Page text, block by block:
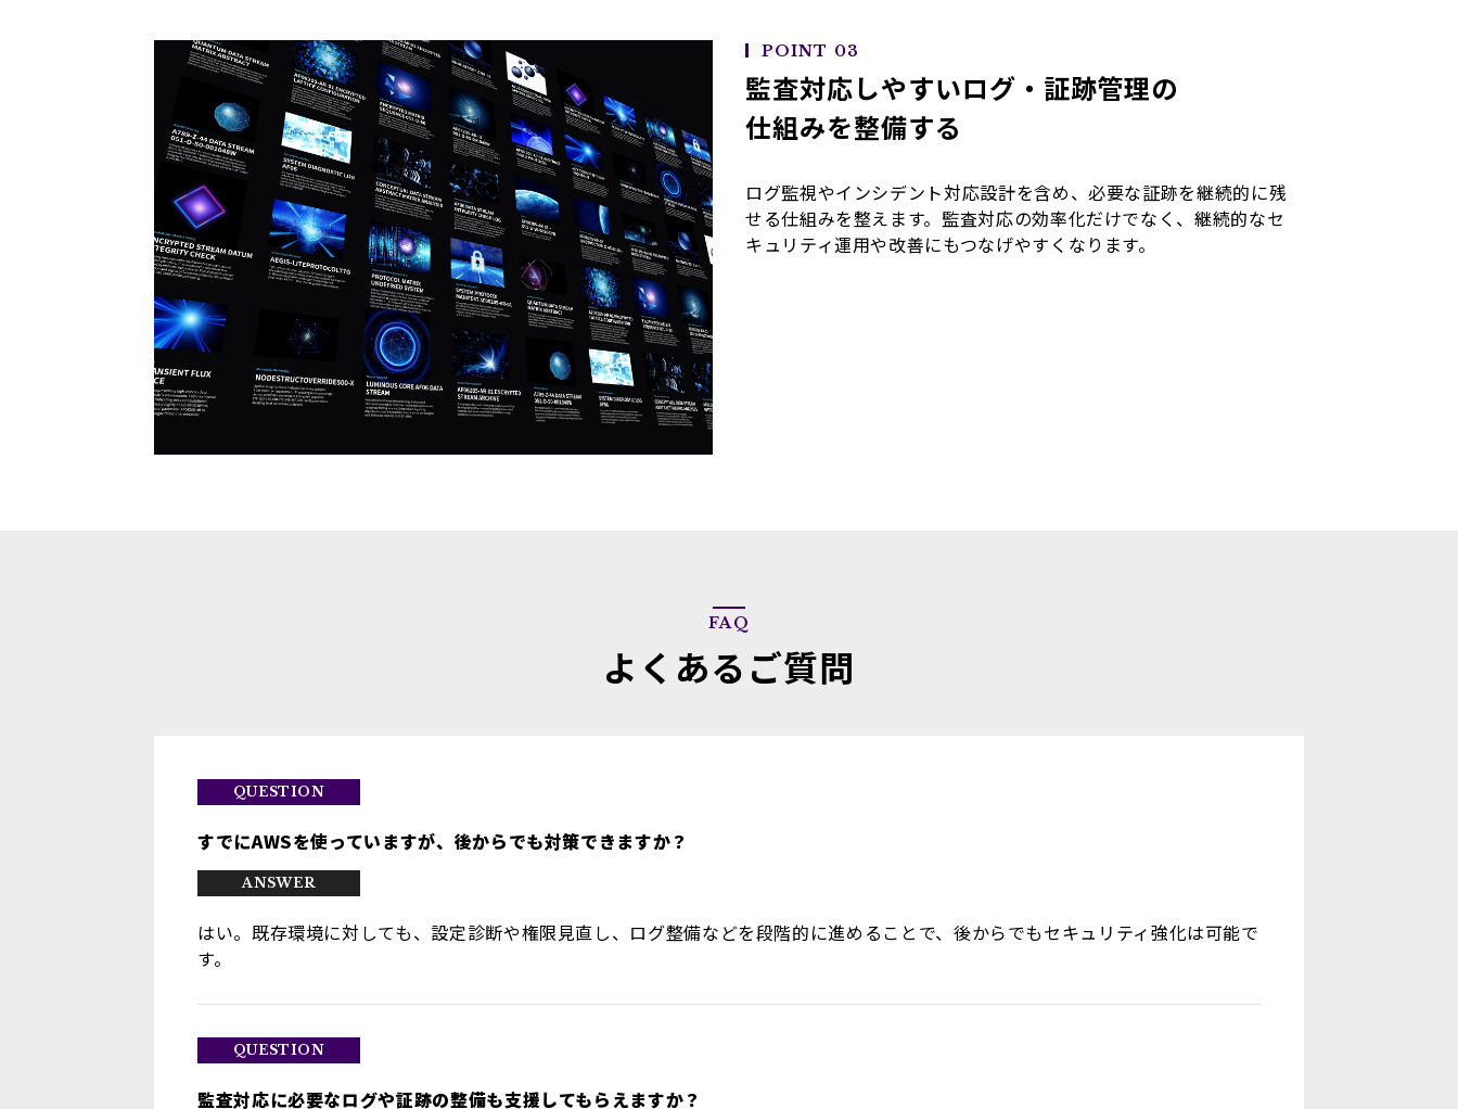
POINT 03
監査対応しやすいログ・証跡管理の
仕組みを整備する
ログ監視やインシデント対応設計を含め、必要な証跡を継続的に残
せる仕組みを整えます。監査対応の効率化だけでなく、継続的なセ
キュリティ運用や改善にもつなげやすくなります。
FAQ
よくあるご質問
すでにAWSを使っていますが、後からでも対策できますか？
はい。既存環境に対しても、設定診断や権限見直し、ログ整備などを段階的に進めることで、後からでもセキュリティ強化は可能で
す。
監査対応に必要なログや証跡の整備も支援してもらえますか？